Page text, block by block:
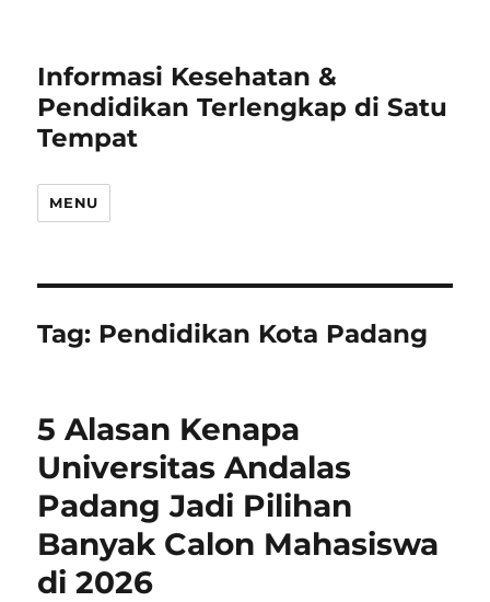
Informasi Kesehatan &
Pendidikan Terlengkap di Satu
Tempat
MENU
Tag: Pendidikan Kota Padang
5 Alasan Kenapa
Universitas Andalas
Padang Jadi Pilihan
Banyak Calon Mahasiswa
di 2026